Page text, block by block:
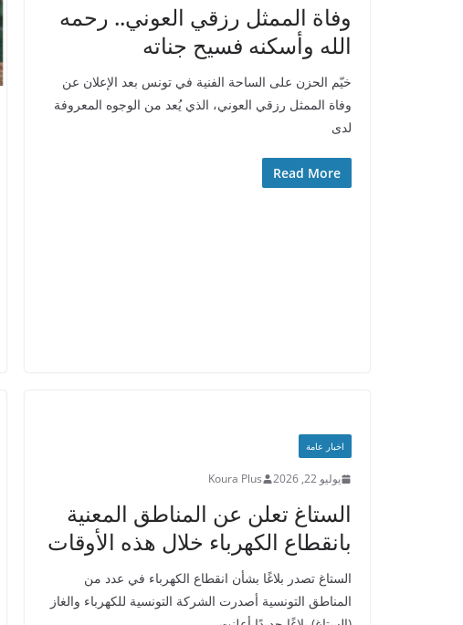
وفاة الممثل رزقي العوني.. رحمه
الله وأسكنه فسيح جناته
خيّم الحزن على الساحة الفنية في تونس بعد الإعلان عن
وفاة الممثل رزقي العوني، الذي يُعد من الوجوه المعروفة
لدى
Read More
اخبار عامة
يوليو 22, 2026 Koura Plus
الستاغ تعلن عن المناطق المعنية
بانقطاع الكهرباء خلال هذه الأوقات
الستاغ تصدر بلاغًا بشأن انقطاع الكهرباء في عدد من
المناطق التونسية أصدرت الشركة التونسية للكهرباء والغاز